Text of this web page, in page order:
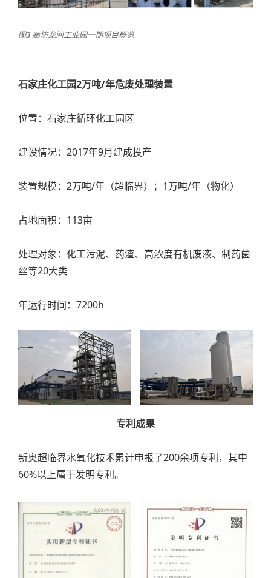
图3 廊坊龙河工业园一期项目概览
石家庄化工园2万吨/年危废处理装置
位置：石家庄循环化工园区
建设情况：2017年9月建成投产
装置规模：2万吨/年（超临界）；1万吨/年（物化）
占地面积：113亩
处理对象：化工污泥、药渣、高浓度有机废液、制药菌
丝等20大类
年运行时间：7200h
专利成果
新奥超临界水氧化技术累计申报了200余项专利，其中
60%以上属于发明专利。